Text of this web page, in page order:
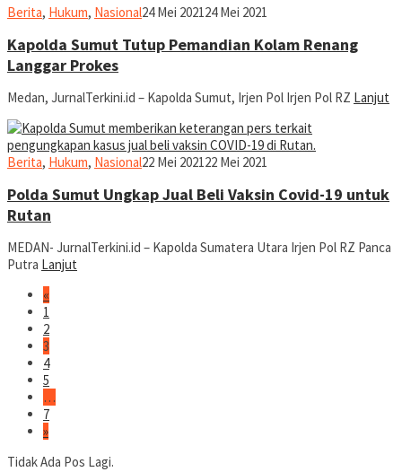
Berita, Hukum, NasionalRonald
24 Mei 202124 Mei 2021
Kapolda Sumut Tutup Pemandian Kolam Renang
Langgar Prokes
Medan, JurnalTerkini.id – Kapolda Sumut, Irjen Pol Irjen Pol RZ Lanjut
Berita, Hukum, NasionalRonald
22 Mei 202122 Mei 2021
Polda Sumut Ungkap Jual Beli Vaksin Covid-19 untuk
Rutan
MEDAN- JurnalTerkini.id – Kapolda Sumatera Utara Irjen Pol RZ Panca
Putra Lanjut
«
1
2
3
4
5
…
7
»
Tidak Ada Pos Lagi.